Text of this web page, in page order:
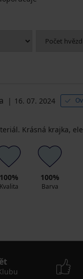
16. 07. 2024
Krásná krajka,
100%
Kvalita
100%
Barva